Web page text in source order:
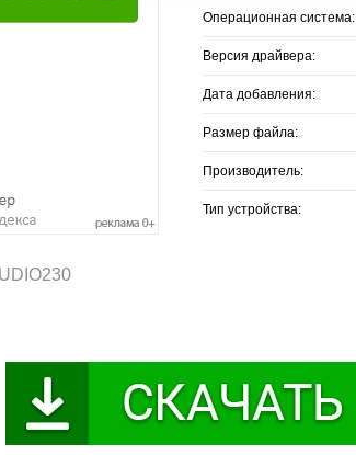
Операционная система:
Версия драйвера:
Дата добавления:
Размер файла:
Производитель:
Тип устройства: